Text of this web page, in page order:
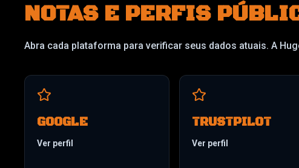
NOTAS E PERFIS
Abra cada plataforma para verificar seus dados atuais. A
GOOGLE
Ver perfil
TRUSTPILOT
Ver perfil